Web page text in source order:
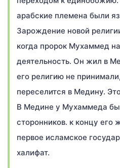
арабские племена были
Зарождение новой
когда пророк Мухаммед
деятельность. Он жил в
его религию не
переселится в Медину.
В Медине у Мухаммеда
сторонников. к концу его
первое исламское
халифат.